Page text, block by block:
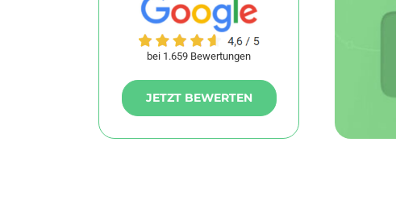
bei 1.659 Bewertungen
JETZT BEWERTEN